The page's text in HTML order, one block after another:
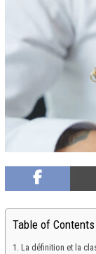
Table of Contents
La définition et la